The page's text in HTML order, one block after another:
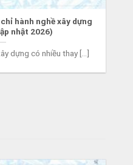
hành nghề xây dựng
nhật 2026)
dựng có nhiều thay [...]